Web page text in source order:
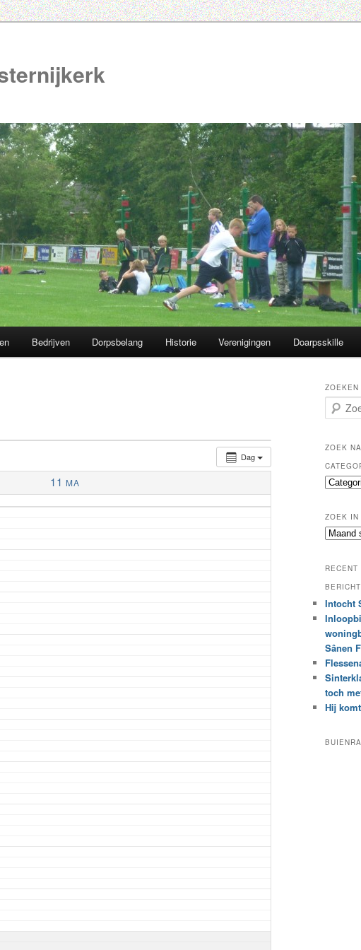
Bedrijven Dorpsbelang Historie Verenigingen Doarpsskille
Dag
11 MA
ZOEKEN
o
k
n
ZOEK
Z
k
n
e
e
n
b
e
a
a
l
d
c
ZOEK IN
Z
k
i
n
h
t
a
r
c
h
i
RECENT
Intocht
Sânen
toch
Hij